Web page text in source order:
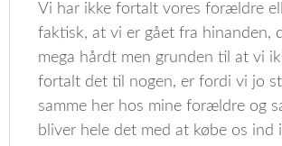
Vi har ikke fortalt vores forældre
faktisk, at vi er gået fra hinanden,
mega hårdt men grunden til at vi
fortalt det til nogen, er fordi vi jo
samme her hos mine forældre og
bliver hele det med at købe os ind